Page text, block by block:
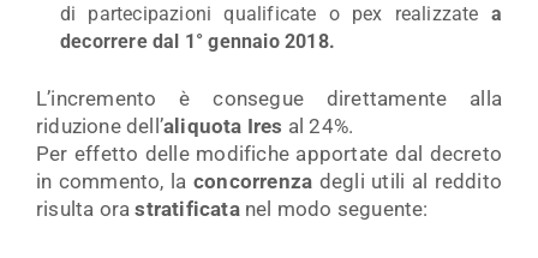
di partecipazioni qualificate o pex realizzate a
decorrere dal 1° gennaio 2018.
L’incremento è consegue direttamente alla
riduzione dell’aliquota Ires al 24%.
Per effetto delle modifiche apportate dal decreto
in commento, laconcorrenza degli utili al reddito
risulta orastratificatanel modo seguente: